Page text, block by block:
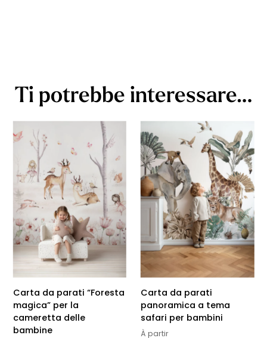
Ti potrebbe interessare…
Carta da parati “Foresta
magica” per la
cameretta delle
bambine
Carta da parati
panoramica a tema
safari per bambini
À partir